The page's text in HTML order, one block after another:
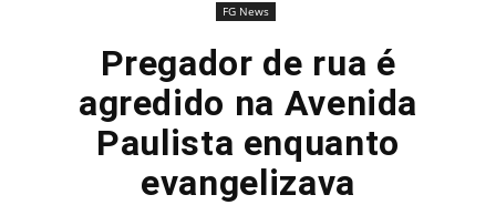
FG News
Pregador de rua é
agredido na Avenida
Paulista enquanto
evangelizava